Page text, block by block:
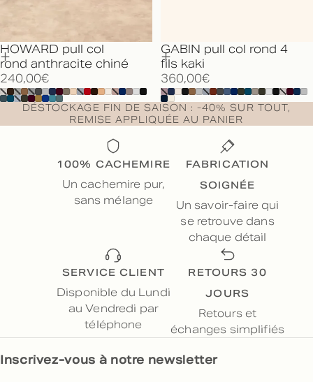
HOWARD pull col
rond anthracite chiné
240,00€
GABIN pull col rond 4
fils kaki
360,00€
DÉSTOCKAGE FIN DE SAISON : -40% SUR TOUT,
REMISE APPLIQUÉE AU PANIER
100% CACHEMIRE
Un cachemire pur,
sans mélange
FABRICATION
SOIGNÉE
Un savoir-faire qui
se retrouve dans
chaque détail
SERVICE CLIENT
Disponible du Lundi
au Vendredi par
téléphone
RETOURS 30
JOURS
Retours et
échanges simplifiés
Inscrivez-vous à notre newsletter